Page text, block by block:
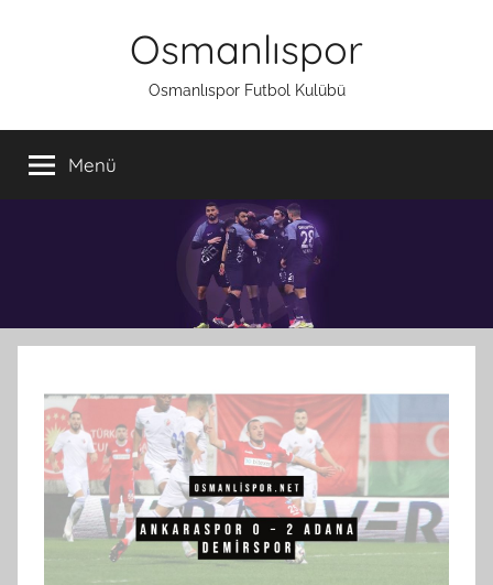
Osmanlıspor
Osmanlıspor Futbol Kulübü
Menü